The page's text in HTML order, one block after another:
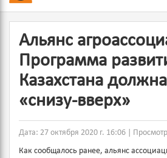
Альянс
Программа
Казахстана
«снизу-вверх»
Дата: 27 октября 2020 г. 16:06 |
Как сообщалось ранее, альянс